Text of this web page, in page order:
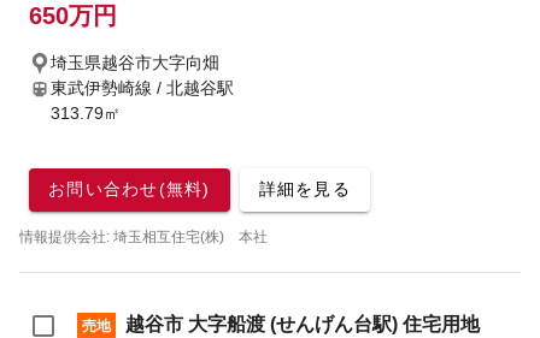
650万円
埼玉県越谷市大字向畑
東武伊勢崎線 / 北越谷駅
313.79㎡
お問い合わせ(無料) 詳細を見る
情報提供会社: 埼玉相互住宅(株) 本社
売地 越谷市 大字船渡 (せんげん台駅) 住宅用地